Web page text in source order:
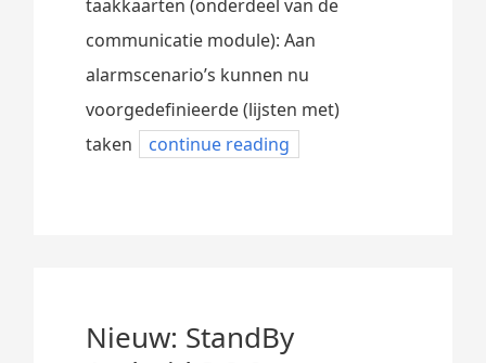
taakkaarten (onderdeel van de
communicatie module): Aan
alarmscenario’s kunnen nu
voorgedefinieerde (lijsten met)
taken
continue reading
Nieuw: StandBy